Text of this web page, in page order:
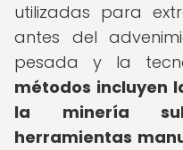
utilizadas para
antes del
pesada y la
métodos incluyen
la minería
herramientas